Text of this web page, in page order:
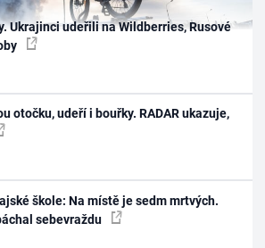
Ukrajinci udeřili na Wildberries, Rusové
otočku, udeří i bouřky. RADAR ukazuje,
škole: Na místě je sedm mrtvých.
sebevraždu